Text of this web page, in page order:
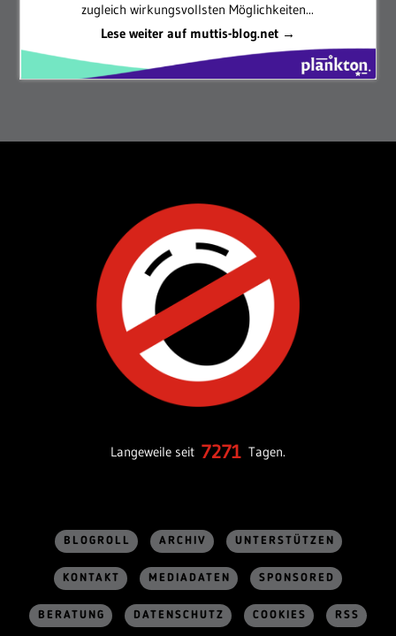
zugleich wirkungsvollsten Möglichkeiten...
Lese weiter auf muttis-blog.net →
Langeweile seit 7271 Tagen.
BLOGROLL ARCHIV UNTERSTÜTZEN
KONTAKT MEDIADATEN SPONSORED
BERATUNG DATENSCHUTZ COOKIES RSS